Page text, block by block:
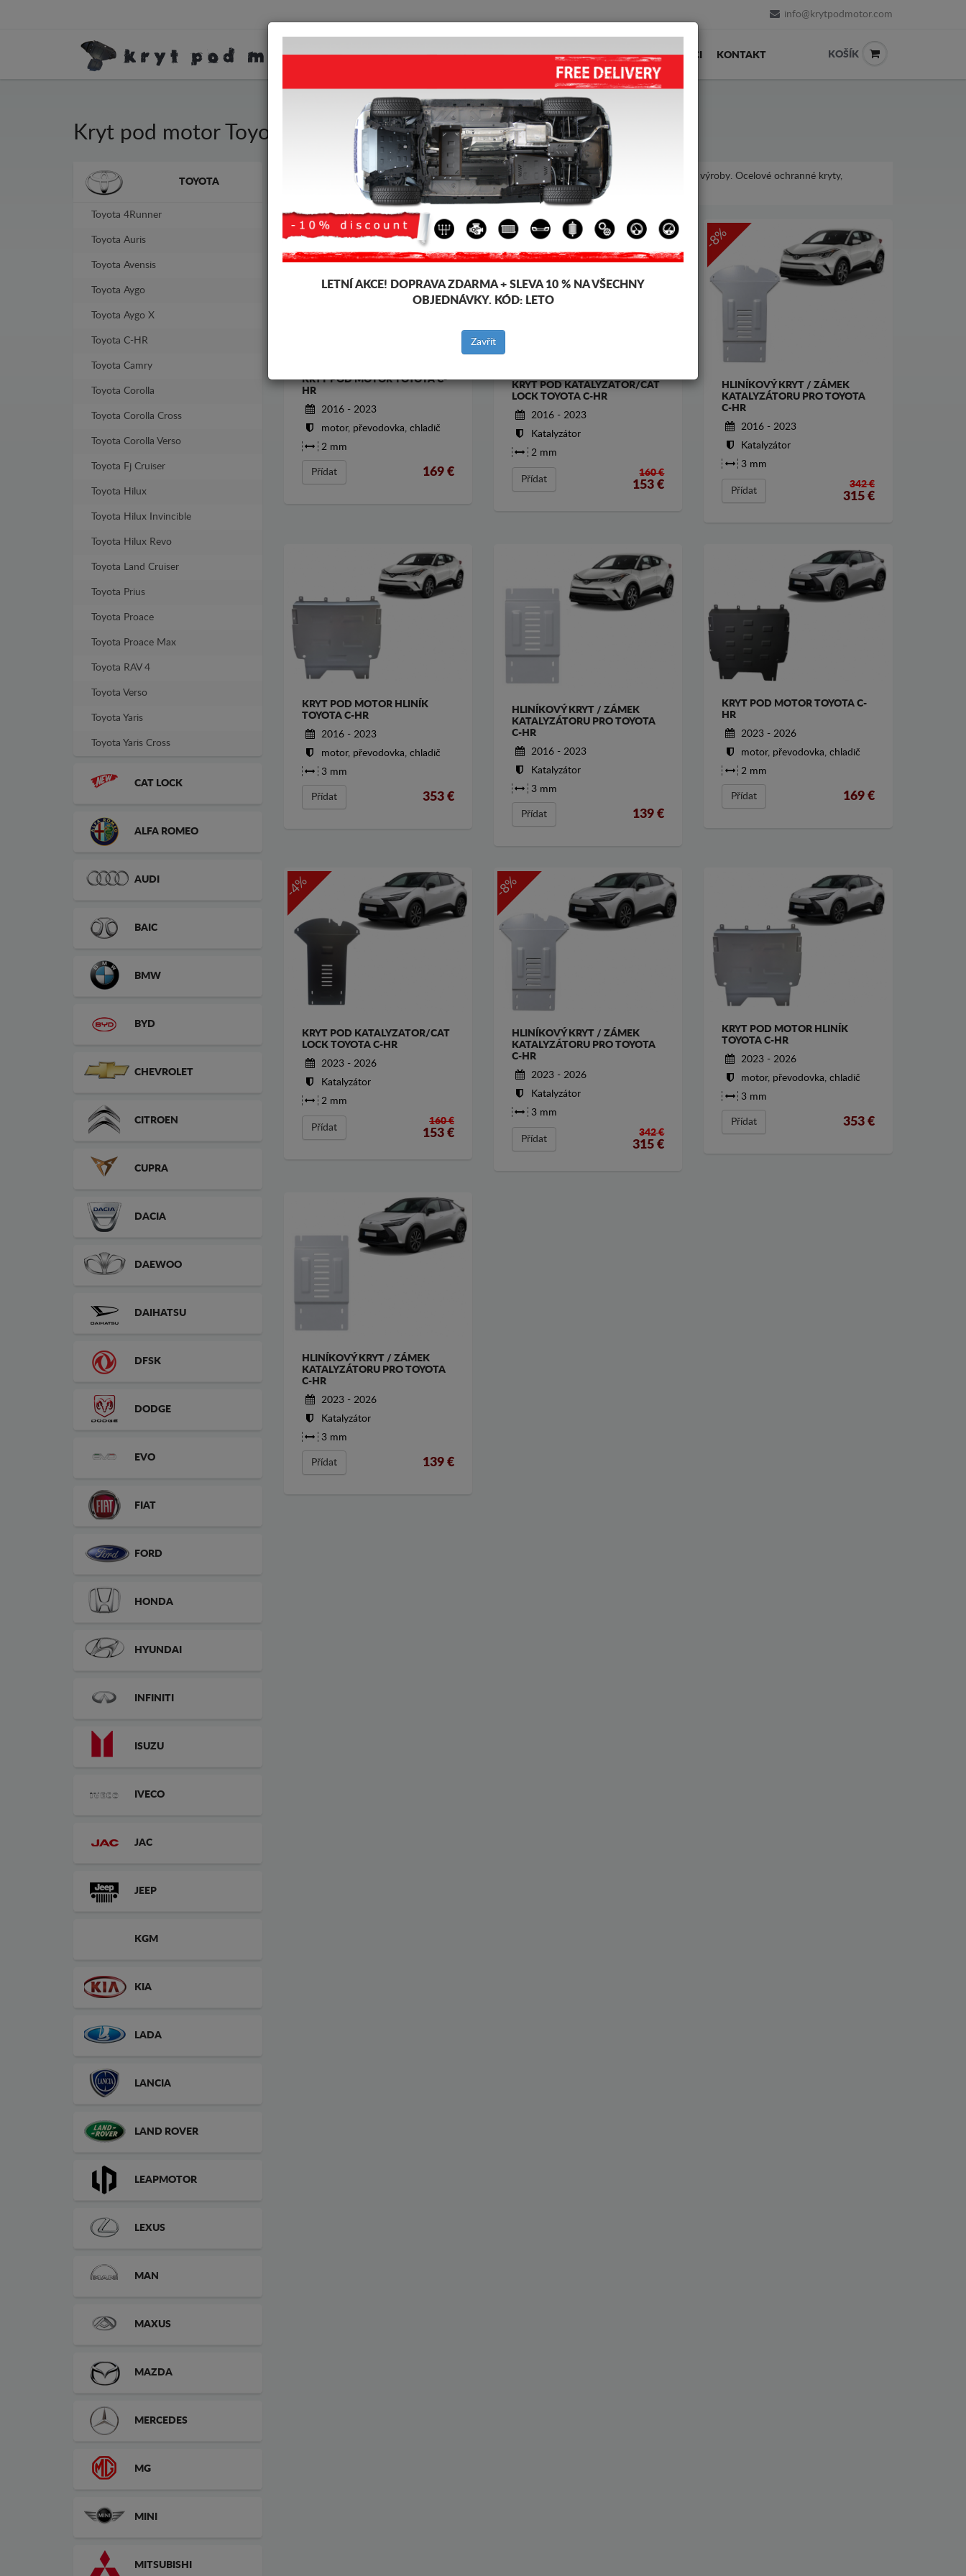
info@krytpodmotor.com
KRYT POD MOTOR HOME DOPRAVA FEEDBACK PRODEJCI KONTAKT KOŠÍK
Kryt pod motor Toyota C-HR
Značky vozidel TOYOTA
Toyota 4Runner
Toyota Auris
Toyota Avensis
Toyota Aygo
Toyota Aygo X
Toyota C-HR
Toyota Camry
Toyota Corolla
Toyota Corolla Cross
Toyota Corolla Verso
Toyota Fj Cruiser
Toyota Hilux
Toyota Hilux Invincible
Toyota Hilux Revo
Toyota Land Cruiser
Toyota Prius
Toyota Proace
Toyota Proace Max
Toyota RAV 4
Toyota Verso
Toyota Yaris
Toyota Yaris Cross
CAT LOCK
ALFA ROMEO
AUDI
BAIC
BMW
BYD
CHEVROLET
CITROEN
CUPRA
DACIA
DAEWOO
DAIHATSU
DFSK
DODGE
EVO
FIAT
FORD
HONDA
HYUNDAI
INFINITI
ISUZU
IVECO
JAC
JEEP
KGM
KIA
LADA
LANCIA
LAND ROVER
LEAPMOTOR
LEXUS
MAN
MAXUS
MAZDA
MERCEDES
MG
MINI
MITSUBISHI
Kryt pod pro motor a převodovku pro vozidla Toyota, model Toyota C-HR, pro různé roky výroby. Ocelové ochranné kryty,
tloušťky 2-3 mm, snadno se montují, za přijatelné ceny. Kryt pod motor Toyota C-HR.
KRYT POD MOTOR TOYOTA C-
HR
2016 - 2023
motor, převodovka, chladič
2 mm
Přídat 169€
-4%
KRYT POD KATALYZATOR/CAT
LOCK TOYOTA C-HR
2016 - 2023
Katalyzátor
2 mm
Přídat
160 €
153 €
-8%
HLINÍKOVÝ KRYT / ZÁMEK
KATALYZÁTORU PRO TOYOTA
C-HR
2016 - 2023
Katalyzátor
3 mm
Přídat
342 €
315€
KRYT POD MOTOR HLINÍK
TOYOTA C-HR
2016 - 2023
motor, převodovka, chladič
3 mm
Přídat 353€
HLINÍKOVÝ KRYT / ZÁMEK
KATALYZÁTORU PRO TOYOTA
C-HR
2016 - 2023
Katalyzátor
3 mm
Přídat 139 €
KRYT POD MOTOR TOYOTA C-
HR
2023 - 2026
motor, převodovka, chladič
2 mm
Přídat 169€
-4%
KRYT POD KATALYZATOR/CAT
LOCK TOYOTA C-HR
2023 - 2026
Katalyzátor
2 mm
Přídat
160 €
153€
-8%
HLINÍKOVÝ KRYT / ZÁMEK
KATALYZÁTORU PRO TOYOTA
C-HR
2023 - 2026
Katalyzátor
3 mm
Přídat
342 €
315 €
KRYT POD MOTOR HLINÍK
TOYOTA C-HR
2023 - 2026
motor, převodovka, chladič
3 mm
Přídat 353€
HLINÍKOVÝ KRYT / ZÁMEK
KATALYZÁTORU PRO TOYOTA
C-HR
2023 - 2026
Katalyzátor
3 mm
Přídat 139€
LETNÍ AKCE! DOPRAVA ZDARMA + SLEVA 10 % NA VŠECHNY
OBJEDNÁVKY. KÓD: LETO
Zavřít